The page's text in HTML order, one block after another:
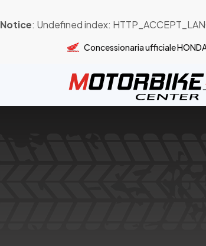
Notice: Undefined index:
Concessionaria ufficiale